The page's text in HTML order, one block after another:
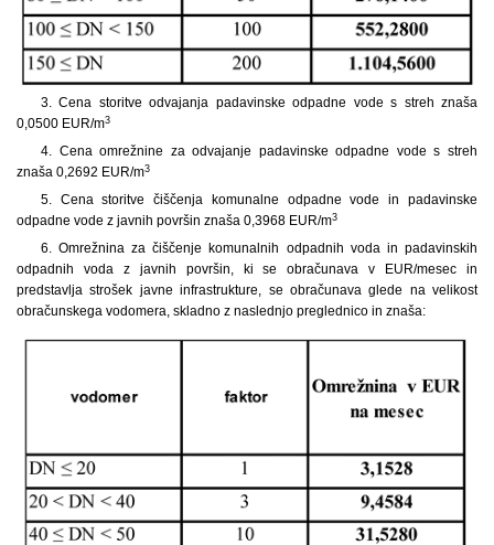
3. Cena storitve odvajanja padavinske odpadne vode s streh znaša
0,0500 EUR/m3
4. Cena omrežnine za odvajanje padavinske odpadne vode s streh
znaša 0,2692 EUR/m3
5. Cena storitve čiščenja komunalne odpadne vode in padavinske
odpadne vode z javnih površin znaša 0,3968 EUR/m3
6. Omrežnina za čiščenje komunalnih odpadnih voda in padavinskih
odpadnih voda z javnih površin, ki se obračunava v EUR/mesec in
predstavlja strošek javne infrastrukture, se obračunava glede na velikost
obračunskega vodomera, skladno z naslednjo preglednico in znaša: